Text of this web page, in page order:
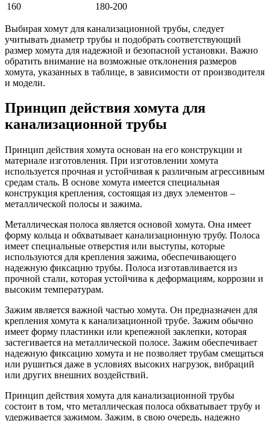
160
180-200
Выбирая хомут для канализационной трубы, следует
учитывать диаметр трубы и подобрать соответствующий
размер хомута для надежной и безопасной установки. Важно
обратить внимание на возможные отклонения размеров
хомута, указанных в таблице, в зависимости от производителя
и модели.
Принцип действия хомута для
канализационной трубы
Принцип действия хомута основан на его конструкции и
материале изготовления. При изготовлении хомута
используется прочная и устойчивая к различным агрессивным
средам сталь. В основе хомута имеется специальная
конструкция крепления, состоящая из двух элементов –
металлической полосы и зажима.
Металлическая полоса является основой хомута. Она имеет
форму кольца и обхватывает канализационную трубу. Полоса
имеет специальные отверстия или выступы, которые
используются для крепления зажима, обеспечивающего
надежную фиксацию трубы. Полоса изготавливается из
прочной стали, которая устойчива к деформациям, коррозии и
высоким температурам.
Зажим является важной частью хомута. Он предназначен для
крепления хомута к канализационной трубе. Зажим обычно
имеет форму пластинки или крепежной заклепки, которая
застегивается на металлической полосе. Зажим обеспечивает
надежную фиксацию хомута и не позволяет трубам смещаться
или рушиться даже в условиях высоких нагрузок, вибраций
или других внешних воздействий.
Принцип действия хомута для канализационной трубы
состоит в том, что металлическая полоса обхватывает трубу и
удерживается зажимом. Зажим, в свою очередь, надежно